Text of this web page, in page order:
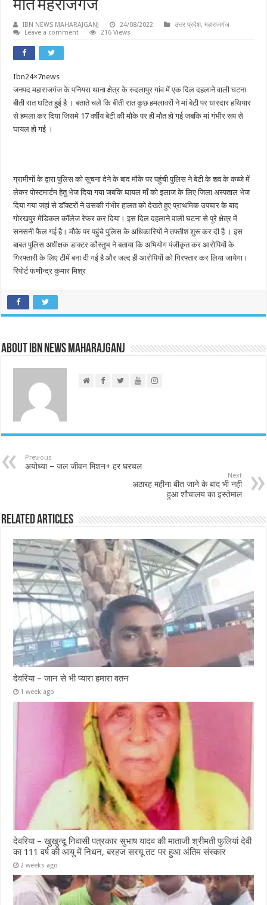
मौत महराजगंज
IBN NEWS MAHARAJGANJ 24/08/2022 उत्तर प्रदेश,महाराजगंज
Leave a comment
216 Views
Ibn24×7news
जनपद महाराजगंज के पनियरा थाना क्षेत्र के रुदलापुर गांव में एक दिल दहलाने वाली घटना
बीती रात घटित हुई है । बताते चले कि बीती रात कुछ हमलावरों ने मां बेटी पर धारदार हथियार
से हमला कर दिया जिसमे 17 वर्षीय बेटी की मौके पर ही मौत हो गई जबकि मां गंभीर रूप से
घायल हो गई ।
ग्रामीणों के द्वारा पुलिस को सूचना देने के बाद मौके पर पहुंची पुलिस ने बेटी के शव के कब्जे में
लेकर पोस्टमार्टम हेतु भेज दिया गया जबकि घायल माँ को इलाज के लिए जिला अस्पताल भेज
दिया गया जहां से डॉक्टरों ने उसकी गंभीर हालत को देखते हुए प्राथमिक उपचार के बाद
गोरखपुर मेडिकल कॉलेज रेफर कर दिया। इस दिल दहलाने वाली घटना से पूरे क्षेत्र में
सनसनी फैल गई है। मौके पर पहुंचे पुलिस के अधिकारियों ने तफ्तीश शुरू कर दी है । इस
बाबत पुलिस अधीक्षक डाक्टर कौस्तुभ ने बताया कि अभियोग पंजीकृत कर आरोपियों के
गिरफ्तारी के लिए टीमें बना दी गई है और जल्द ही आरोपियों को गिरफ्तार कर लिया जायेगा।
रिपोर्ट फणीन्द्र कुमार मिश्र
About IBN NEWS MAHARAJGANJ
Previous
अयोध्या – जल जीवन मिशन+ हर घरचल
Next
अठारह महीना बीत जाने के बाद भी नही
हुआ शौचालय का इस्तेमाल
Related Articles
देवरिया – जान से भी प्यारा हमारा वतन
1 week ago
देवरिया – खुखुन्दू निवासी पत्रकार सुभाष यादव की माताजी श्रीमती फुलियां देवी
का 111 वर्ष की आयु में निधन, बरहज सरयू तट पर हुआ अंतिम संस्कार
2 weeks ago